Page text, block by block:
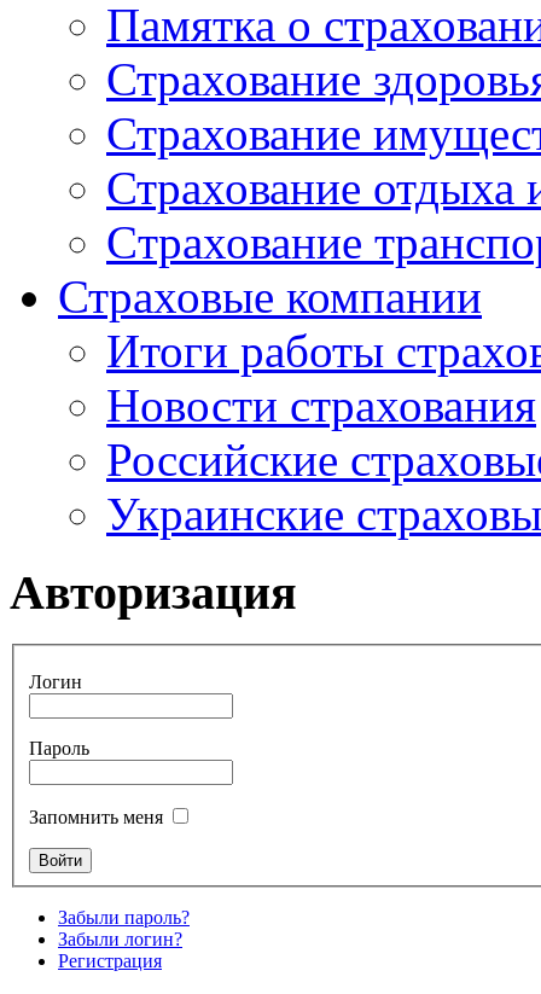
Памятка о
Страхование
Страхование
Страхование отдыха
Cтрахование
Страховые компании
Итоги работы
Новости страхования
Российские
Украинские
Авторизация
Логин
Пароль
Запомнить меня
Забыли пароль?
Забыли логин?
Регистрация